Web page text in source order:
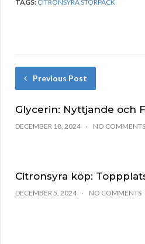
TAGS: CITRONSYRA STORPACK
Previous Post
Glycerin: Nyttjande och
DECEMBER 18, 2024 NO COMMENTS
Citronsyra köp:
DECEMBER 5, 2024 NO COMMENTS